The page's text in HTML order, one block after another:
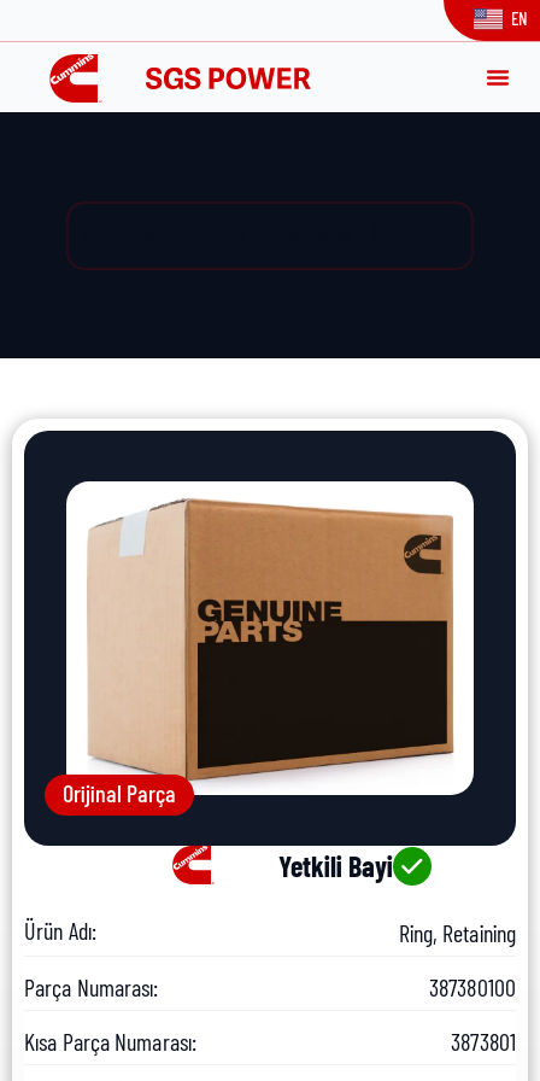
EN
Orijinal Parça
Yetkili Bayi
Ürün Adı:
Ring, Retaining
Parça Numarası:
387380100
Kısa Parça Numarası:
3873801